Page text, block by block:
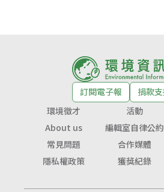
訂閱電子報
捐款
環境徵才
活動
About us
編輯室自律公約
常見問題
合作媒體
隱私權政策
獲獎紀錄